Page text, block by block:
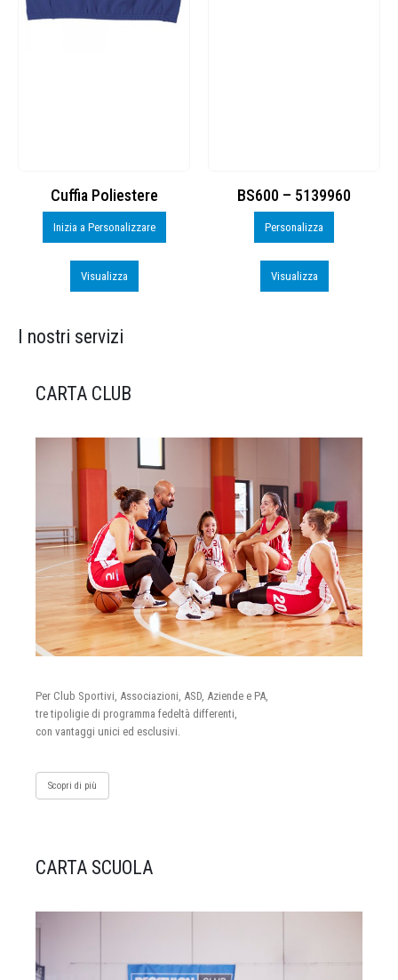
Cuffia Poliestere
Inizia a Personalizzare
Visualizza
BS600 – 5139960
Personalizza
Visualizza
I nostri servizi
CARTA CLUB
Per Club Sportivi, Associazioni, ASD, Aziende e PA,
tre tipoligie di programma fedeltà differenti,
con vantaggi unici ed esclusivi.
Scopri di più
CARTA SCUOLA